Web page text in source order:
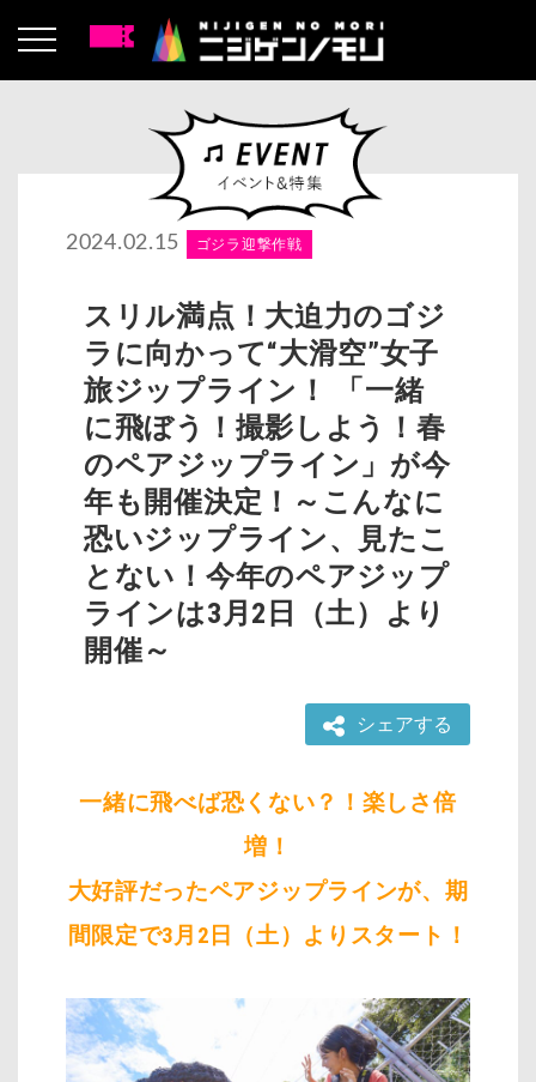
2024.02.15 ゴジラ迎撃作戦
スリル満点！大迫力のゴジ
ラに向かって“大滑空”女子
旅ジップライン！ 「一緒
に飛ぼう！撮影しよう！春
のペアジップライン」が今
年も開催決定！～こんなに
恐いジップライン、見たこ
とない！今年のペアジップ
ラインは3月2日（土）より
開催～
シェアする
一緒に飛べば恐くない？！楽しさ倍
増！
大好評だったペアジップラインが、期
間限定で3月2日（土）よりスタート！